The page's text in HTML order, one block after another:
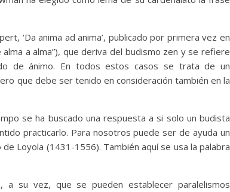
‘Da anima ad anima’, publicado por primera vez en
alma a alma”), que deriva del budismo zen y se refiere
de ánimo. En todos estos casos se trata de un
que debe ser tenido en consideración también en la
se ha buscado una respuesta a si solo un budista
practicarlo. Para nosotros puede ser de ayuda un
Loyola (1431-1556). También aquí se usa la palabra
su vez, que se pueden establecer paralelismos